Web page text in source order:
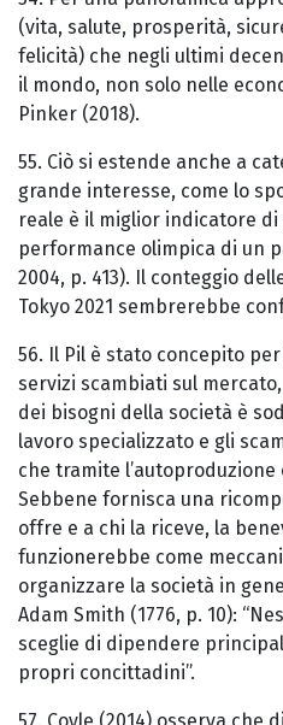
(vita, salute, prosperità,
felicità) che negli ultimi
il mondo, non solo nelle
Pinker (2018).
55. Ciò si estende anche a
grande interesse, come lo
reale è il miglior indicatore
performance olimpica di un
2004, p. 413). Il conteggio
Tokyo 2021 sembrerebbe
56. Il Pil è stato concepito
servizi scambiati sul
dei bisogni della società è
lavoro specializzato e gli
che tramite
Sebbene fornisca una
offre e a chi la riceve, la
funzionerebbe come
organizzare la società in
Adam Smith (1776, p. 10):
sceglie di dipendere
propri concittadini”.